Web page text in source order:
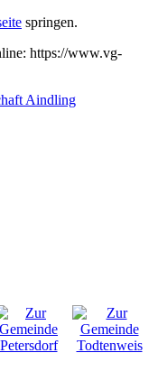
springen.
https://www.vg-